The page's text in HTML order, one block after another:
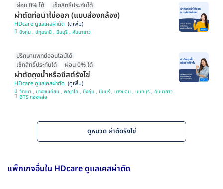
ผ่อน 0% ได้ เช็กสิทธิ์ประกันได้
ผ่าตัดท่อนำไข่ออก (แบบส่องกล้อง)
HDcare ดูแลเคสผ่าตัด
บึงกุ่ม , ปทุมธานี , มีนบุรี , คันนายาว
ปรึกษาแพทย์ออนไลน์ได้
เช็กสิทธิ์ประกันได้
ผ่อน 0% ได้
ผ่าตัดถุงน้ำหรือซีสต์รังไข่
HDcare ดูแลเคสผ่าตัด
วัฒนา , บางขุนเทียน , พญาไท , บึงกุ่ม , มีนบุรี , บางบอน , นนทบุรี , คันนายาว
BTS ทองหล่อ
ดูหมวด ผ่าตัดรังไข่
แพ็กเกจอื่นใน HDcare ดูแลเคสผ่าตัด